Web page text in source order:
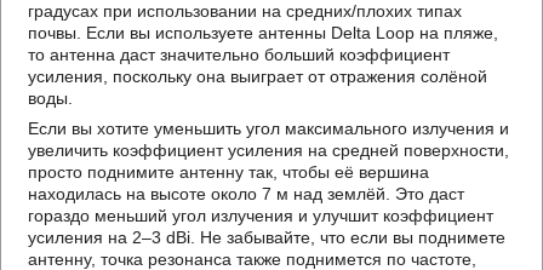
градусах при использовании на средних/плохих типах
почвы. Если вы используете антенны Delta Loop на пляже,
то антенна даст значительно больший коэффициент
усиления, поскольку она выиграет от отражения солёной
воды.
Если вы хотите уменьшить угол максимального излучения и
увеличить коэффициент усиления на средней поверхности,
просто поднимите антенну так, чтобы её вершина
находилась на высоте около 7 м над землёй. Это даст
гораздо меньший угол излучения и улучшит коэффициент
усиления на 2–3 dBi. Не забывайте, что если вы поднимете
антенну, точка резонанса также поднимется по частоте,